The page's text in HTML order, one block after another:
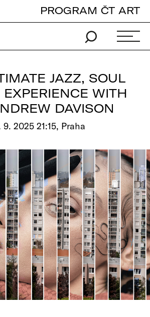
PROGRAM ČT ART
JAZZ, SOUL
WITH
DAVISON
9. 2025 21:15, Praha